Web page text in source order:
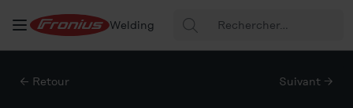
Welding
Rechercher
← Retour Suivant →